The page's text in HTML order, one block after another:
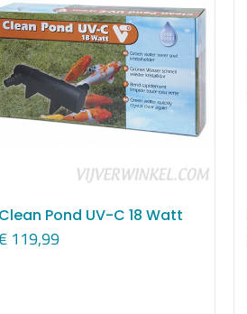
Clean Pond UV-C 18 Watt
119,99